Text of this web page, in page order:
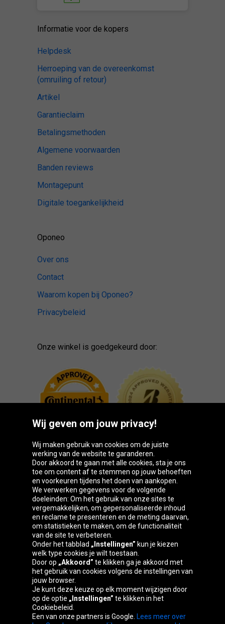
Informatie voor de kopers
Helpdesk
Herroeping van de overeenkomst
(omruiling of retour)
Artikel
Garantieclaim
Betalingsmethoden
Algemene voorwaarden
Banden reviews
Montagepunt
Digitale toegankelijkheid
Oponeo
Over ons
Contact
Waarom kopen bij Oponeo?
Privacybeleid
Onze winkel is goedgekeurd door:
Oponeo-groep
Belgique
Česká
republika
Deutschland Éire
España France Italia Magyarország
Österreich
republika
Kingdom
Wij geven om jouw privacy!
Wij maken gebruik van cookies om de juiste
werking van de website te garanderen.
Door akkoord te gaan met alle cookies, sta je ons
toe om content af te stemmen op jouw behoeften
en voorkeuren tijdens het doen van aankopen.
We verwerken gegevens voor de volgende
doeleinden: Om het gebruik van onze sites te
vergemakkelijken, om gepersonaliseerde inhoud
en reclame te presenteren en de meting daarvan,
om statistieken te maken, om de functionaliteit
van de site te verbeteren.
Onder het tabblad „Instellingen” kun je kiezen
welk type cookies je wilt toestaan.
Door op „Akkoord” te klikken ga je akkoord met
het gebruik van cookies volgens de instellingen van
jouw browser.
Je kunt deze keuze op elk moment wijzigen door
op de optie „Instellingen” te klikken in het
Cookiebeleid.
Een van onze partners is Google. Lees meer over